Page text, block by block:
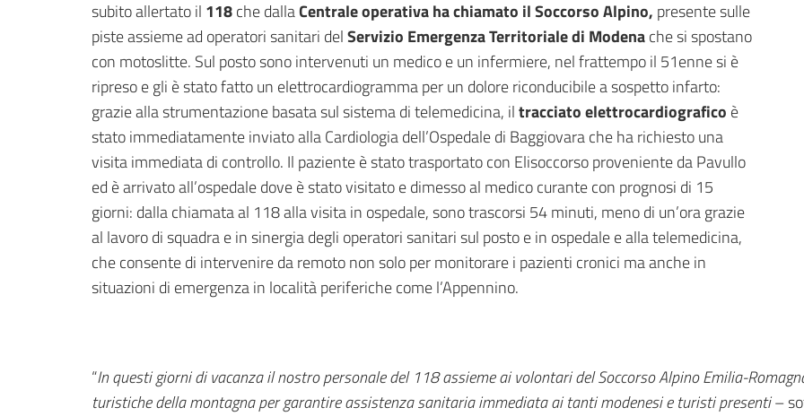
subito allertato il 118che dallaCentrale operativa ha chiamato il Soccorso Alpino, presente sulle
piste assieme ad operatori sanitari delServizio Emergenza Territoriale di Modenache si spostano
con motoslitte. Sul posto sono intervenuti un medico e un infermiere, nel frattempo il 51enne si è
ripreso e gli è stato fatto un elettrocardiogramma per un dolore riconducibile a sospetto infarto:
grazie alla strumentazione basata sul sistema di telemedicina, iltracciato elettrocardiografico è
stato immediatamente inviato alla Cardiologia dell’Ospedale di Baggiovara che ha richiesto una
visita immediata di controllo. Il paziente è stato trasportato con Elisoccorso proveniente da Pavullo
ed è arrivato all’ospedale dove è stato visitato e dimesso al medico curante con prognosi di 15
giorni: dalla chiamata al 118 alla visita in ospedale, sono trascorsi 54 minuti, meno di un’ora grazie
al lavoro di squadra e in sinergia degli operatori sanitari sul posto e in ospedale e alla telemedicina,
che consente di intervenire da remoto non solo per monitorare i pazienti cronici ma anche in
situazioni di emergenza in località periferiche come l’Appennino.
“In questi giorni di vacanza il nostro personale del 118 assieme ai volontari del Soccorso Alpino Emilia-
turistiche della montagna per garantire assistenza sanitaria immediata ai tanti modenesi e turisti presenti–